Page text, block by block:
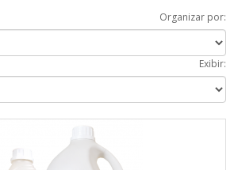
Organizar por:
Exibir: